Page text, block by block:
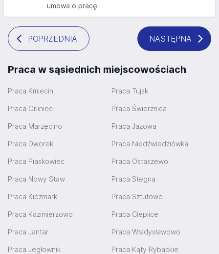
umowa o pracę
POPRZEDNIA NASTĘPNA
Praca w sąsiednich miejscowościach
Praca Kmiecin Praca Tujsk
Praca Orliniec Praca Świerznica
Praca Marzęcino Praca Jazowa
Praca Dworek Praca Niedźwiedziówka
Praca Piaskowiec Praca Ostaszewo
Praca Nowy Staw Praca Stegna
Praca Kiezmark Praca Sztutowo
Praca Kazimierzowo Praca Cieplice
Praca Jantar Praca Władysławowo
Praca Jegłownik Praca Kąty Rybackie